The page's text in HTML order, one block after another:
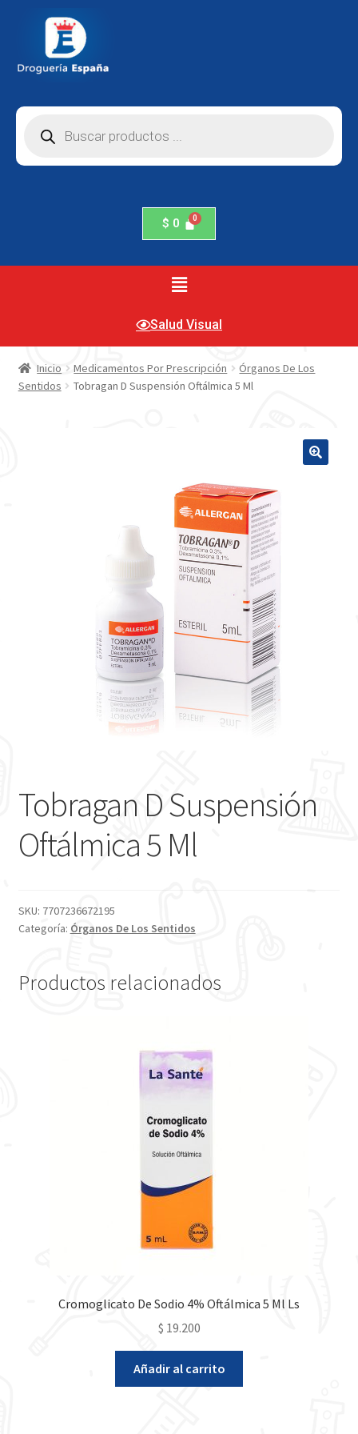
$ 0
Salud Visual
Inicio Medicamentos Por Prescripción
Órganos De Los
Sentidos
Tobragan D Suspensión Oftálmica 5 Ml
Tobragan D Suspensión
Oftálmica 5 Ml
SKU: 7707236672195
Categoría: Órganos De Los Sentidos
Productos relacionados
Cromoglicato De Sodio 4% Oftálmica 5 Ml Ls
$ 19.200
Añadir al carrito